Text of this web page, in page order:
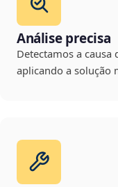
Análise precisa
Detectamos a
aplicando a solução